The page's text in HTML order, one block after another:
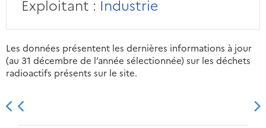
Exploitant : Industrie
Les données présentent les dernières informations à jour
(au 31 décembre de l’année sélectionnée) sur les déchets
radioactifs présents sur le site.